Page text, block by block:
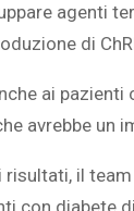
agenti
di
ai
avrebbe un
risultati, il